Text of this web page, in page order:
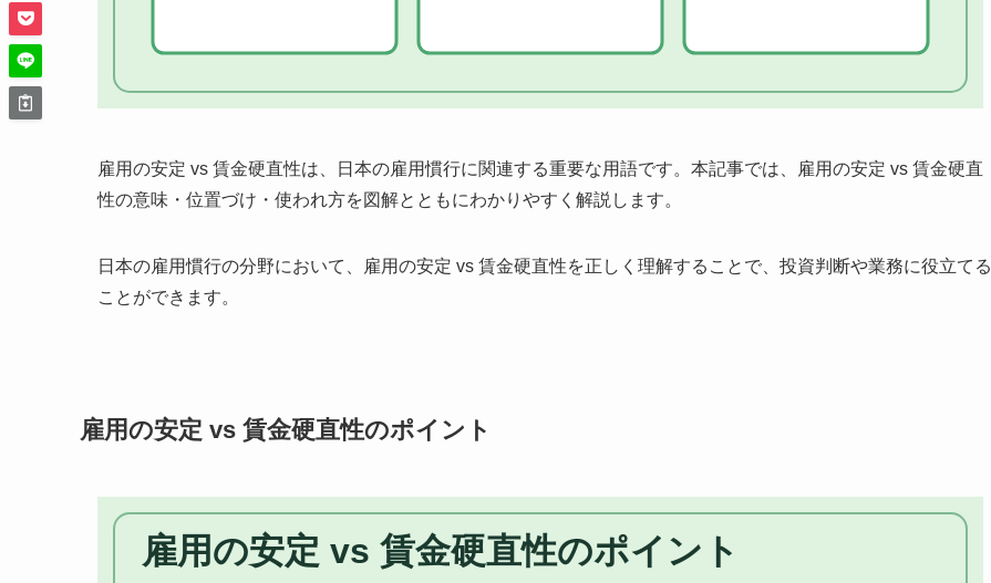
雇用の安定 vs 賃金硬直性は、日本の雇用慣行に関連する重要な用語です。本記事では、雇用の安定 vs 賃金硬直
性の意味・位置づけ・使われ方を図解とともにわかりやすく解説します。
日本の雇用慣行の分野において、雇用の安定 vs 賃金硬直性を正しく理解することで、投資判断や業務に役立てる
ことができます。
雇用の安定 vs 賃金硬直性のポイント